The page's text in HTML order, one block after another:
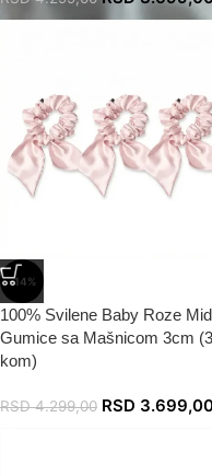
-14%
100% Svilene Baby Roze
Gumice sa Mašnicom 3cm (3
kom)
RSD4.299,00 RSD